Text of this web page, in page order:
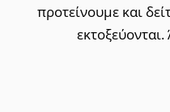
προτείνουμε και